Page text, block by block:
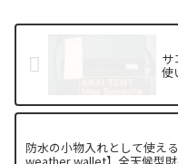
サ
使
防水の小物入れとして使え